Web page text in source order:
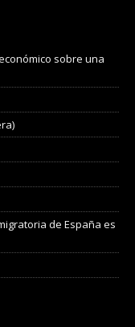
sobre una
de España es